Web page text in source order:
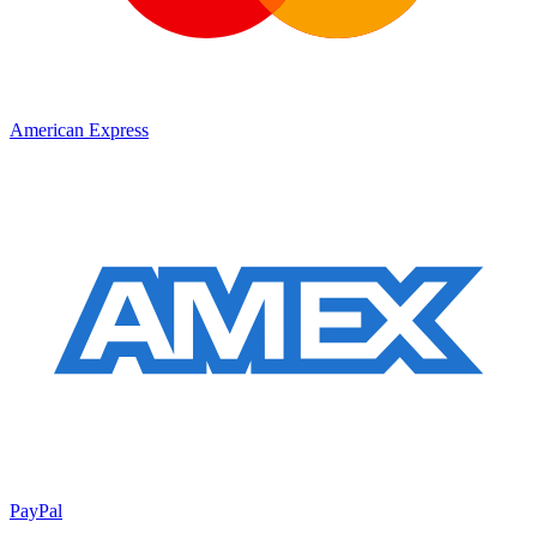
American Express
PayPal